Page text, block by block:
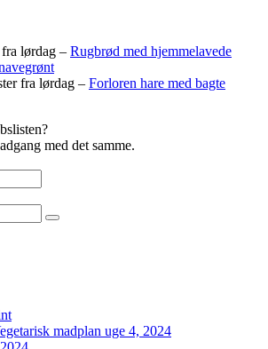
lørdag – Rugbrød med hjemmelavede
fra lørdag – Forloren hare med bagte
med det samme.
madplan uge 4, 2024